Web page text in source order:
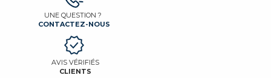
UNE QUESTION ?
CONTACTEZ-NOUS
AVIS VÉRIFIÉS
CLIENTS